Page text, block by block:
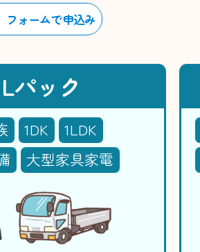
フォームで申込み
Lパック
1DK
1LDK
大型家具家電